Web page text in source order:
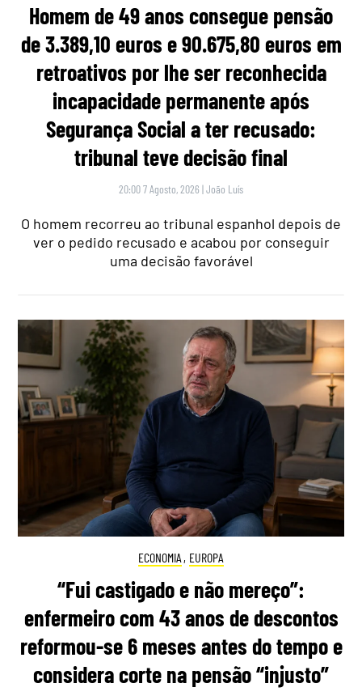
Homem de 49 anos consegue pensão
de 3.389,10 euros e 90.675,80 euros em
retroativos por lhe ser reconhecida
incapacidade permanente após
Segurança Social a ter recusado:
tribunal teve decisão final
20:00 7 Agosto, 2026 |João Luís
O homem recorreu ao tribunal espanhol depois de
ver o pedido recusado e acabou por conseguir
uma decisão favorável
ECONOMIA , EUROPA
“Fui castigado e não mereço”:
enfermeiro com 43 anos de descontos
reformou-se 6 meses antes do tempo e
considera corte na pensão “injusto”